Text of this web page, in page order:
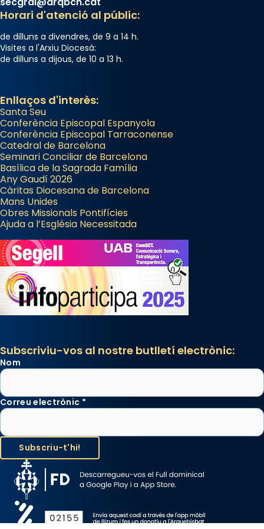
Horari d'atenció al públic:
de dilluns a divendres, de 9 a 14 h.
Visites a l'Arxiu Diocesà:
de dilluns a dijous, de 10 a 13 h.
Enllaços d'interès:
Santa Seu
Conferència Episcopal Espanyola
Conferència Episcopal Tarraconense
Catedral de Barcelona
Seminari Conciliar de Barcelona
Basílica de la Sagrada Família
Any Gaudí 2026
Càritas Diocesana de Barcelona
Mans Unides
Obres Missionals Pontifícies
Ajuda a l’Església Necessitada
Subscriviu-vos al nostre butlletí electrònic:
Nom
Correu electrònic *